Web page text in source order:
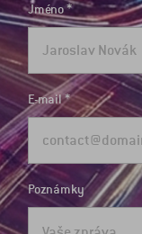
Jméno
E-mail
Poznámky